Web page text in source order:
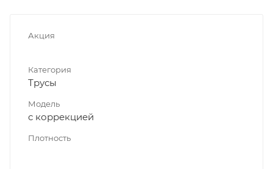
Акция
Категория
Трусы
Модель
с коррекцией
Плотность